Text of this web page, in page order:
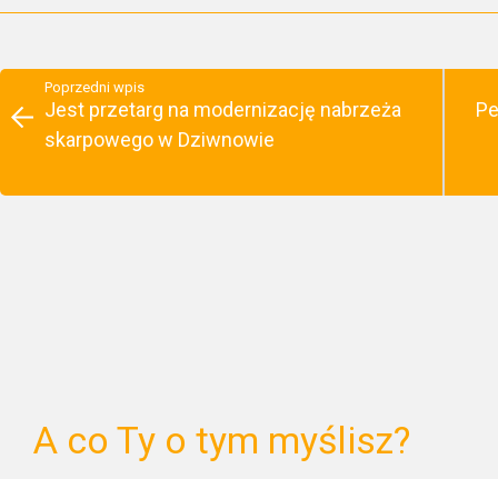
Poprzedni wpis
Jest przetarg na modernizację nabrzeża
skarpowego w Dziwnowie
A co Ty o tym myślisz?